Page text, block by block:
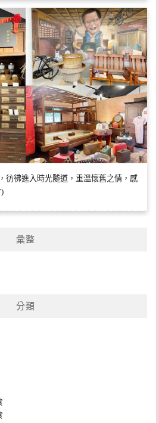
彷彿進入時光隧道，重溫懷舊之情，感
彙整
分類